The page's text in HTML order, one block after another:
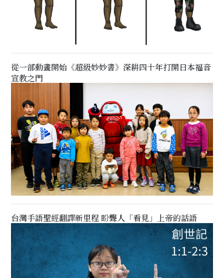
從一部動畫開始《超級妙妙書》深耕四十年打開日本福音
宣教之門
台灣手語聖經翻譯新里程 盼聾人「看見」上帝的話語